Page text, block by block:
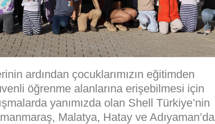
ardından çocuklarımızın eğitimden
öğrenme alanlarına erişebilmesi için
yanımızda olan Shell Türkiye’nin
Malatya, Hatay ve Adıyaman’da